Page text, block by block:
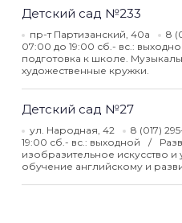
Детский сад №233
пр-т Партизанский, 40а 8
07:00 до 19:00 сб.- вс.:
подготовка к школе.
художественные кружки.
Детский сад №27
ул. Народная, 42 8 (017)
19:00 сб.- вс.: выходной
изобразительное искусство
обучение английскому и